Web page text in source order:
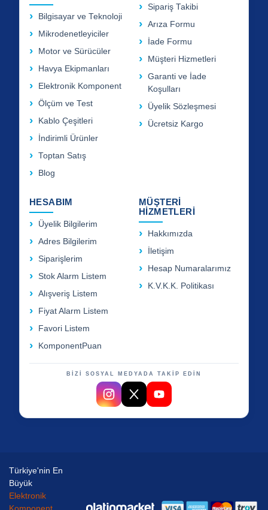
Bilgisayar ve Teknoloji
Mikrodenetleyiciler
Motor ve Sürücüler
Havya Ekipmanları
Elektronik Komponent
Ölçüm ve Test
Kablo Çeşitleri
İndirimli Ürünler
Toptan Satış
Blog
Sipariş Takibi
Arıza Formu
İade Formu
Müşteri Hizmetleri
Garanti ve İade
Koşulları
Üyelik Sözleşmesi
Ücretsiz Kargo
HESABIM
Üyelik Bilgilerim
Adres Bilgilerim
Siparişlerim
Stok Alarm Listem
Alışveriş Listem
Fiyat Alarm Listem
Favori Listem
KomponentPuan
MÜŞTERİ
HİZMETLERİ
Hakkımızda
İletişim
Hesap Numaralarımız
K.V.K.K. Politikası
BİZİ SOSYAL MEDYADA TAKİP EDİN
Türkiye'nin En
Büyük
Elektronik
Komponent